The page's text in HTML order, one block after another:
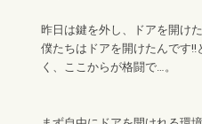
昨日は鍵を外し、ドアを開け
僕たちはドアを開けたんです!!
く、ここからが格闘で…。